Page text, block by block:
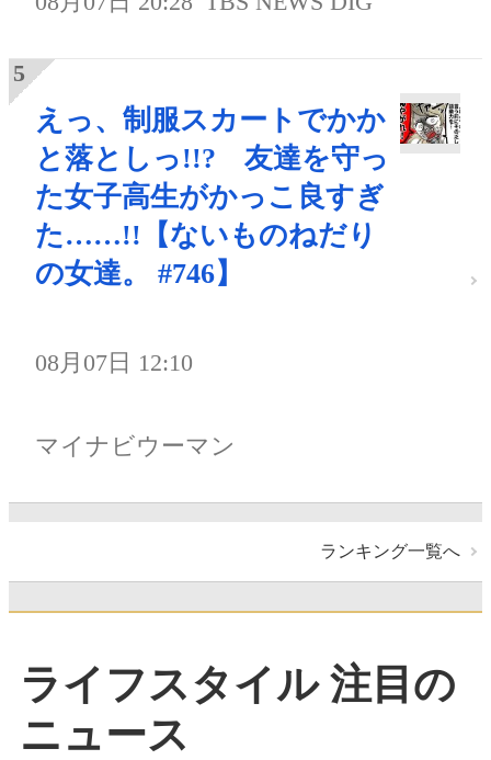
えっ、制服スカートでかか
と落としっ!!? 友達を守っ
た女子高生がかっこ良すぎ
た……!!【ないものねだり
の女達。 #746】
08月07日 12:10
マイナビウーマン
ランキング一覧へ
ライフスタイル 注目の
ニュース